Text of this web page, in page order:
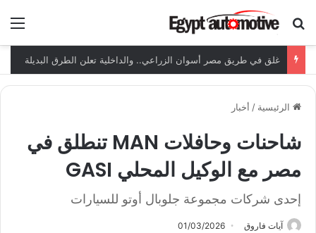
ابحث عن
غلق في طريق مصر أسوان الزراعي.. والداخلية تعلن الطرق البديلة
الرئيسية / أخبار
شاحنات وحافلات MAN تنطلق في
مصر مع الوكيل المحلي GASI
إحدى شركات مجموعة جلوبال أوتو للسيارات
آيات فاروق 01/03/2026